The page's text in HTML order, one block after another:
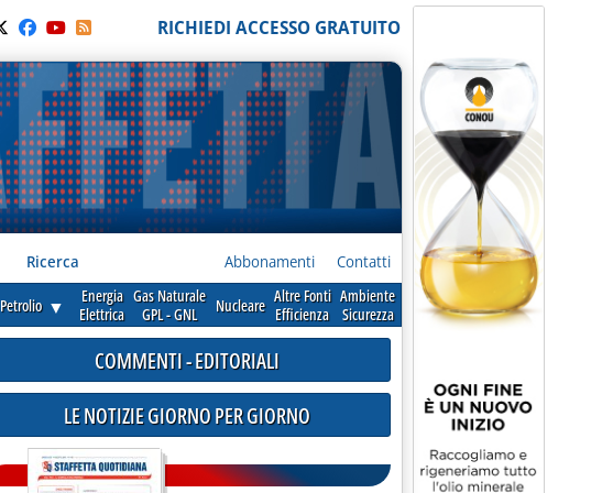
RICHIEDI ACCESSO GRATUITO
Ricerca Abbonamenti Contatti
Petrolio ▼
Energia
Elettrica
Gas Naturale
GPL - GNL
Nucleare Altre Fonti
Efficienza
Ambiente
Sicurezza
COMMENTI - EDITORIALI
LE NOTIZIE GIORNO PER GIORNO